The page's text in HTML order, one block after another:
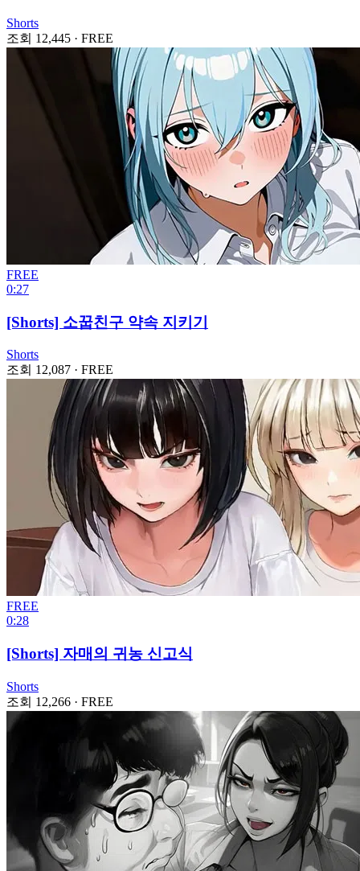
Shorts
조회 12,445 · FREE
FREE
0:27
[Shorts] 소꿉친구 약속 지키기
Shorts
조회 12,087 · FREE
FREE
0:28
[Shorts] 자매의 귀농 신고식
Shorts
조회 12,266 · FREE